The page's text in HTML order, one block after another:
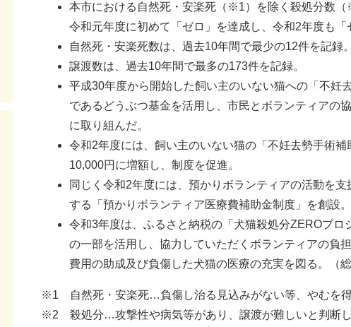
本市における自然死・安楽死（※1）を除く殺処分数
令和元年度に初めて「ゼロ」を達成し、令和2年度も「
自然死・安楽死数は、過去10年間で最少の12件を記録。
譲渡数は、過去10年間で最多の173件を記録。
平成30年度から開始した飼い主のいない猫への「不妊
であるどうぶつ基金を活用し、市民とボランティアの
に取り組んだ。
令和2年度には、飼い主のいない猫の「不妊去勢手術
10,000円に増額し、制度を促進。
同じく令和2年度には、預かりボランティアの活動を
する「預かりボランティア医療費補助金制度」を創設。
令和3年度は、ふるさと納税の「犬猫殺処分ZEROプ
の一部を活用し、協力していただくボランティアの負
費用の助成及び負傷した犬猫の医療の充実を図る。（
※1 自然死・安楽死…負傷し治る見込みがない等、やむを得
※2 殺処分…攻撃性や病気等があり、譲渡が難しいと判断し